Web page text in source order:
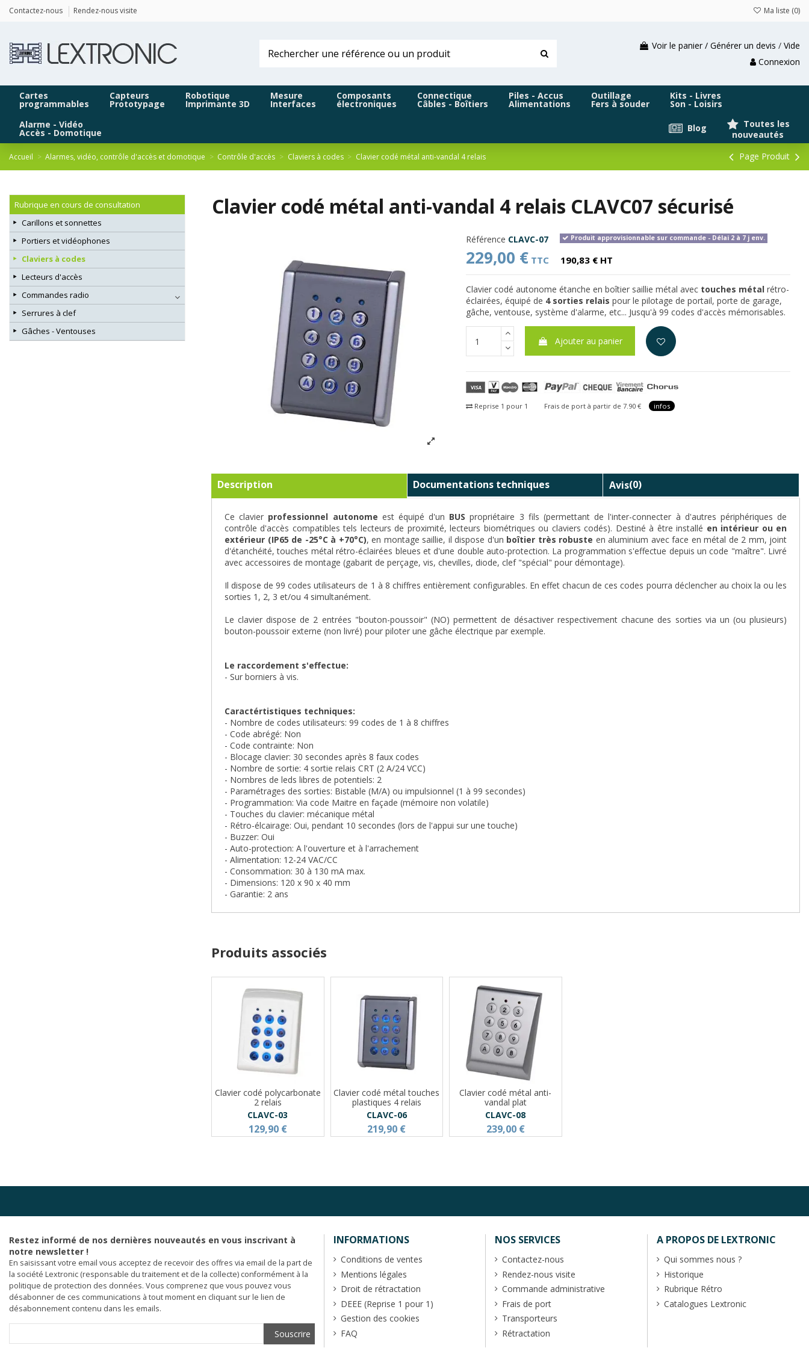
Contactez-nous Rendez-nous visite Ma liste (0)
Voir le panier / Générer un devis / Vide
Connexion
Cartes
programmables
Capteurs
Prototypage
Robotique
Imprimante 3D
Mesure
Interfaces
Composants
électroniques
Connectique
Câbles - Boîtiers
Piles - Accus
Alimentations
Outillage
Fers à souder
Kits - Livres
Son - Loisirs
Alarme - Vidéo
Accès - Domotique
Toutes les
nouveautés
Blog
Accueil Alarmes, vidéo, contrôle d'accès et domotique Contrôle d'accès Claviers à codes Clavier codé métal anti-vandal 4 relais Page Produit
Clavier codé métal anti-vandal 4 relais CLAVC07 sécurisé
Référence CLAVC-07 Produit approvisionnable sur commande - Délai 2 à 7 j env.
229,00 € TTC 190,83 € HT
Clavier codé autonome étanche en boîtier saillie métal avec touches métalrétro-
éclairées, équipé de 4 sorties relais pour le pilotage de portail, porte de garage,
gâche, ventouse, système d'alarme, etc... Jusqu'à 99 codes d'accès mémorisables.
Ajouter au panier
Reprise 1 pour 1 Frais de port à partir de 7.90 € infos
Description Documentations techniques Avis(0)
Ce clavier professionnel autonome est équipé d'un BUS propriétaire 3 fils (permettant de l'inter-connecter à d'autres périphériques de
contrôle d'accès compatibles tels lecteurs de proximité, lecteurs biométriques ou claviers codés). Destiné à être installé en intérieur ou en
extérieur (IP65 de -25°C à +70°C), en montage saillie, il dispose d'un boîtier très robuste en aluminium avec face en métal de 2 mm, joint
d'étanchéité, touches métal rétro-éclairées bleues et d'une double auto-protection. La programmation s'effectue depuis un code "maître". Livré
avec accessoires de montage (gabarit de perçage, vis, chevilles, diode, clef "spécial" pour démontage).
Il dispose de 99 codes utilisateurs de 1 à 8 chiffres entièrement configurables. En effet chacun de ces codes pourra déclencher au choix la ou les
sorties 1, 2, 3 et/ou 4 simultanément.
Le clavier dispose de 2 entrées "bouton-poussoir" (NO) permettent de désactiver respectivement chacune des sorties via un (ou plusieurs)
bouton-poussoir externe (non livré) pour piloter une gâche électrique par exemple.
Le raccordement s'effectue:
- Sur borniers à vis.
Caractértistiques techniques:
- Nombre de codes utilisateurs: 99 codes de 1 à 8 chiffres
- Code abrégé: Non
- Code contrainte: Non
- Blocage clavier: 30 secondes après 8 faux codes
- Nombre de sortie: 4 sortie relais CRT (2 A/24 VCC)
- Nombres de leds libres de potentiels: 2
- Paramétrages des sorties: Bistable (M/A) ou impulsionnel (1 à 99 secondes)
- Programmation: Via code Maitre en façade (mémoire non volatile)
- Touches du clavier: mécanique métal
- Rétro-élcairage: Oui, pendant 10 secondes (lors de l'appui sur une touche)
- Buzzer: Oui
- Auto-protection: A l'ouverture et à l'arrachement
- Alimentation: 12-24 VAC/CC
- Consommation: 30 à 130 mA max.
- Dimensions: 120 x 90 x 40 mm
- Garantie: 2 ans
Produits associés
Clavier codé polycarbonate
2 relais
CLAVC-03
129,90 €
Clavier codé métal touches
plastiques 4 relais
CLAVC-06
219,90 €
Clavier codé métal anti-
vandal plat
CLAVC-08
239,00 €
Rubrique en cours de consultation
Carillons et sonnettes
Portiers et vidéophones
Claviers à codes
Lecteurs d'accès
Commandes radio
Serrures à clef
Gâches - Ventouses
Restez informé de nos dernières nouveautés en vous inscrivant à
notre newsletter !
En saisissant votre email vous acceptez de recevoir des offres via email de la part de
la société Lextronic (responsable du traitement et de la collecte) conformément à la
politique de protection des données. Vous comprenez que vous pouvez vous
désabonner de ces communications à tout moment en cliquant sur le lien de
désabonnement contenu dans les emails.
INFORMATIONS
Conditions de ventes
Mentions légales
Droit de rétractation
DEEE (Reprise 1 pour 1)
Gestion des cookies
FAQ
NOS SERVICES
Contactez-nous
Rendez-nous visite
Commande administrative
Frais de port
Transporteurs
Rétractation
A PROPOS DE LEXTRONIC
Qui sommes nous ?
Historique
Rubrique Rétro
Catalogues Lextronic
Panneau de gestion des cookies